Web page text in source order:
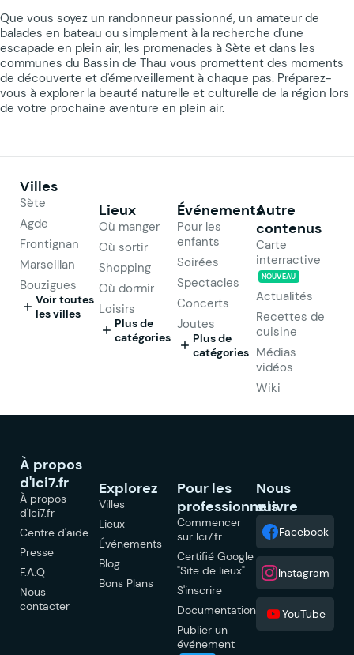
Que vous soyez un randonneur passionné, un amateur de
balades en bateau ou simplement à la recherche d'une
escapade en plein air, les promenades à Sète et dans les
communes du Bassin de Thau vous promettent des moments
de découverte et d'émerveillement à chaque pas. Préparez-
vous à explorer la beauté naturelle et culturelle de la région lors
de votre prochaine aventure en plein air.
Villes
Sète
Agde
Frontignan
Marseillan
Bouzigues
Voir toutes
les villes
Lieux
Où manger
Où sortir
Shopping
Où dormir
Loisirs
Plus de
catégories
Événements
Pour les
enfants
Soirées
Spectacles
Concerts
Joutes
Plus de
catégories
Autre
contenus
Carte
interractive
NOUVEAU
Actualités
Recettes de
cuisine
Médias
vidéos
Wiki
À propos
d'Ici7.fr
À propos
d'Ici7.fr
Centre d'aide
Presse
F.A.Q
Nous
contacter
Explorez
Villes
Lieux
Événements
Blog
Bons Plans
Pour les
professionnels
Commencer
sur Ici7.fr
Certifié Google
"Site de lieux"
S'inscrire
Documentation
Publier un
événement
Nous
suivre
Facebook
Instagram
YouTube